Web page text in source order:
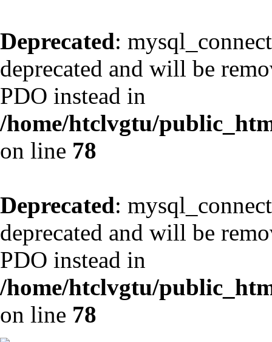
Deprecated:
deprecated and will be
PDO instead in
/home/htclvgtu/
on line 78
Deprecated:
deprecated and will be
PDO instead in
/home/htclvgtu/
on line 78